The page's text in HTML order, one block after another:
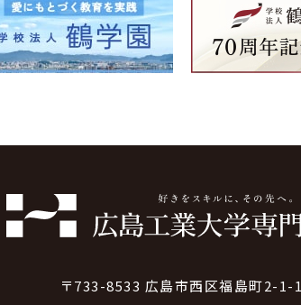
〒733-8533 広島市西区福島町2-1-1